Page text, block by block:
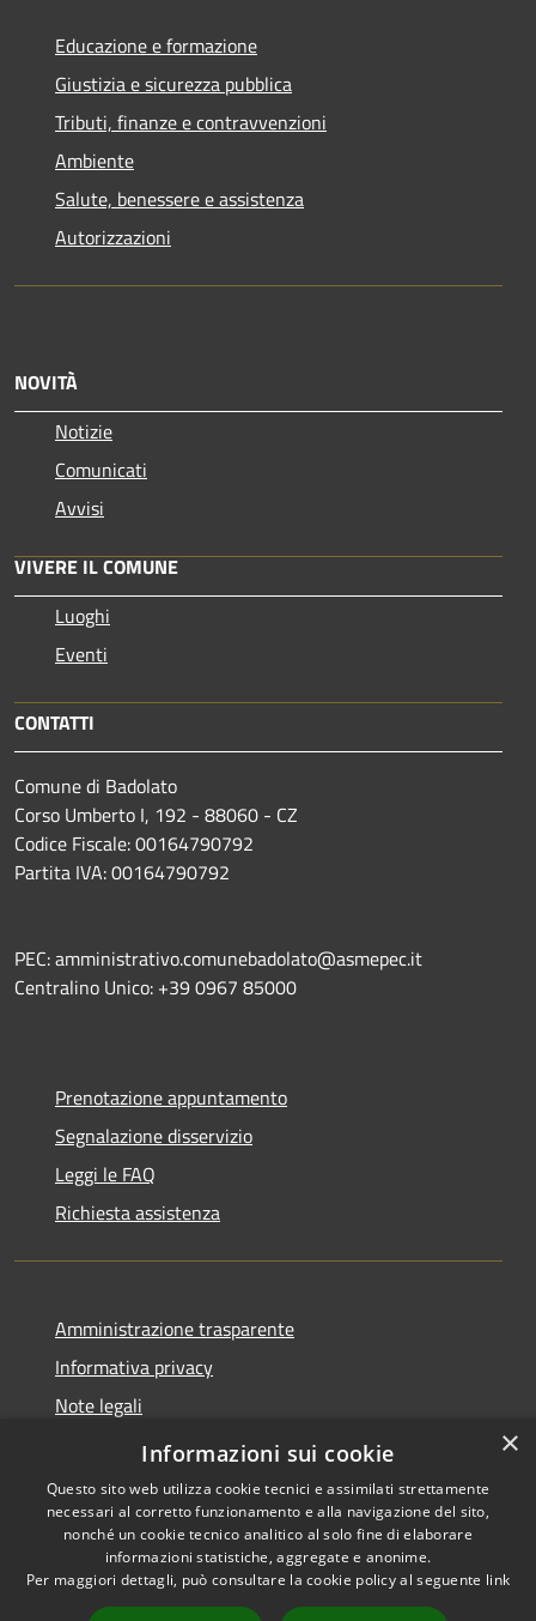
Educazione e formazione
Giustizia e sicurezza pubblica
Tributi, finanze e contravvenzioni
Ambiente
Salute, benessere e assistenza
Autorizzazioni
NOVITÀ
Notizie
Comunicati
Avvisi
VIVERE IL COMUNE
Luoghi
Eventi
CONTATTI
Comune di Badolato
Corso Umberto I, 192 - 88060 - CZ
Codice Fiscale: 00164790792
Partita IVA: 00164790792
PEC: amministrativo.comunebadolato@asmepec.it
Centralino Unico: +39 0967 85000
Prenotazione appuntamento
Segnalazione disservizio
Leggi le FAQ
Richiesta assistenza
Amministrazione trasparente
Informativa privacy
Note legali
Dichiarazione di accessibilità
Accessibilità
Copyright © 2026 • Comune di
Badolato • Powered by
×
Informazioni sui cookie
Questo sito web utilizza cookie tecnici e assimilati strettamente
necessari al corretto funzionamento e alla navigazione del sito,
nonché un cookie tecnico analitico al solo fine di elaborare
informazioni statistiche, aggregate e anonime.
Per maggiori dettagli, può consultare la cookie policy al seguente link